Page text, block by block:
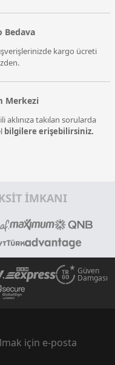
Bedava
kargo ücreti
Merkezi
aklınıza takılan sorularda
bilgilere erişebilirsiniz.
İMKANI
Güven
Damgası
için e-posta